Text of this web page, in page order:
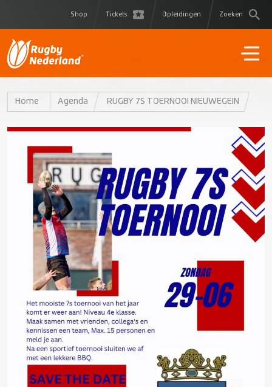
Shop Tickets Opleidingen Zoeken
Home Agenda RUGBY 7S TOERNOOI NIEUWEGEIN